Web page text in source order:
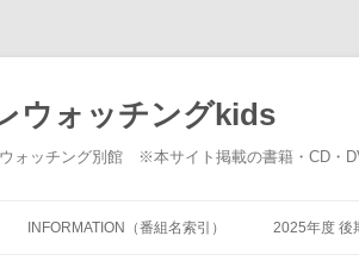
ウォッチングkids
ウォッチング別館 ※本サイト掲載の書籍・CD・
INFORMATION（番組名索引） 2025年度 後